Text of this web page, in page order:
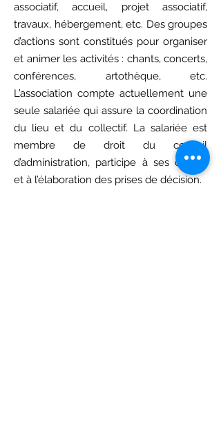
associatif, accueil, projet associatif,
travaux, hébergement, etc. Des groupes
d’actions sont constitués pour organiser
et animer les activités : chants, concerts,
conférences, artothèque, etc.
L’association compte actuellement une
seule salariée qui assure la coordination
du lieu et du collectif. La salariée est
membre de droit du conseil
d’administration, participe à ses débats
et à l’élaboration des prises de décision.